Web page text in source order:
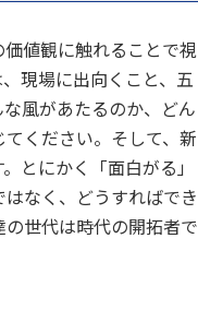
値観に触れることで視
現場に出向くこと、五
風があたるのか、どん
ください。そして、新
とにかく「面白がる」
なく、どうすればでき
世代は時代の開拓者で